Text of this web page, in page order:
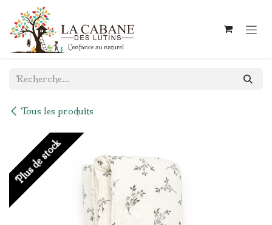
Se rendre au contenu
Tous les produits
Plus de stock